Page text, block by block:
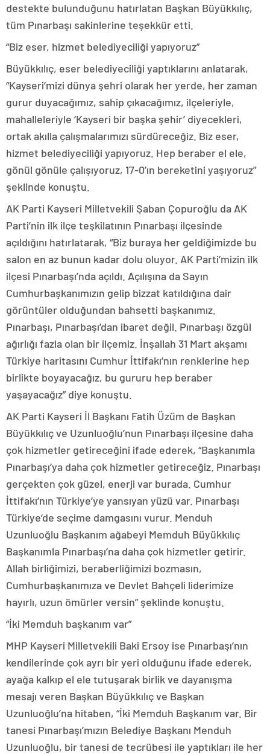
destekte bulunduğunu hatırlatan Başkan Büyükkılıç,
tüm Pınarbaşı sakinlerine teşekkür etti.
“Biz eser, hizmet belediyeciliği yapıyoruz”
Büyükkılıç, eser belediyeciliği yaptıklarını anlatarak,
“Kayseri’mizi dünya şehri olarak her yerde, her zaman
gurur duyacağımız, sahip çıkacağımız, ilçeleriyle,
mahalleleriyle ‘Kayseri bir başka şehir’ diyecekleri,
ortak akılla çalışmalarımızı sürdüreceğiz. Biz eser,
hizmet belediyeciliği yapıyoruz. Hep beraber el ele,
gönül gönüle çalışıyoruz, 17-0’ın bereketini yaşıyoruz”
şeklinde konuştu.
AK Parti Kayseri Milletvekili Şaban Çopuroğlu da AK
Parti’nin ilk ilçe teşkilatının Pınarbaşı ilçesinde
açıldığını hatırlatarak, “Biz buraya her geldiğimizde bu
salon en az bunun kadar dolu oluyor. AK Parti’mizin ilk
ilçesi Pınarbaşı’nda açıldı. Açılışına da Sayın
Cumhurbaşkanımızın gelip bizzat katıldığına dair
görüntüler olduğundan bahsetti başkanımız.
Pınarbaşı, Pınarbaşı’dan ibaret değil. Pınarbaşı özgül
ağırlığı fazla olan bir ilçemiz. İnşallah 31 Mart akşamı
Türkiye haritasını Cumhur İttifakı’nın renklerine hep
birlikte boyayacağız, bu gururu hep beraber
yaşayacağız” diye konuştu.
AK Parti Kayseri İl Başkanı Fatih Üzüm de Başkan
Büyükkılıç ve Uzunluoğlu’nun Pınarbaşı ilçesine daha
çok hizmetler getireceğini ifade ederek, “Başkanımla
Pınarbaşı’ya daha çok hizmetler getireceğiz. Pınarbaşı
gerçekten çok güzel, enerji var burada. Cumhur
İttifakı’nın Türkiye’ye yansıyan yüzü var. Pınarbaşı
Türkiye’de seçime damgasını vurur. Menduh
Uzunluoğlu Başkanım ağabeyi Memduh Büyükkılıç
Başkanımla Pınarbaşı’na daha çok hizmetler getirir.
Allah birliğimizi, beraberliğimizi bozmasın,
Cumhurbaşkanımıza ve Devlet Bahçeli liderimize
hayırlı, uzun ömürler versin” şeklinde konuştu.
“İki Memduh başkanım var”
MHP Kayseri Milletvekili Baki Ersoy ise Pınarbaşı’nın
kendilerinde çok ayrı bir yeri olduğunu ifade ederek,
ayağa kalkıp el ele tutuşarak birlik ve dayanışma
mesajı veren Başkan Büyükkılıç ve Başkan
Uzunluoğlu’na hitaben, “İki Memduh Başkanım var. Bir
tanesi Pınarbaşı’mızın Belediye Başkanı Menduh
Uzunluoğlu, bir tanesi de tecrübesi ile yaptıkları ile her